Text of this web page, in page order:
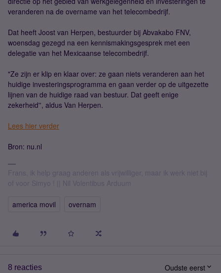
veranderen na de overname van het telecombedrijf.
Dat heeft Joost van Herpen, bestuurder bij Abvakabo FNV,
woensdag gezegd na een kennismakingsgesprek met een
delegatie van het Mexicaanse telecombedrijf.
"Ze zijn er klip en klaar over: ze gaan niets veranderen aan het
huidige investeringsprogramma en gaan verder op de uitgezette
lijnen van de huidige raad van bestuur. Dat geeft enige
zekerheid'', aldus Van Herpen.
Lees hier verder
Bron: nu.nl
Frans, ik help graag anderen als vrijwilliger, maar ik werk niet bij
of voor Simyo ! || Nil Volentibus Arduum
america movil overnam
8 reacties Oudste eerst